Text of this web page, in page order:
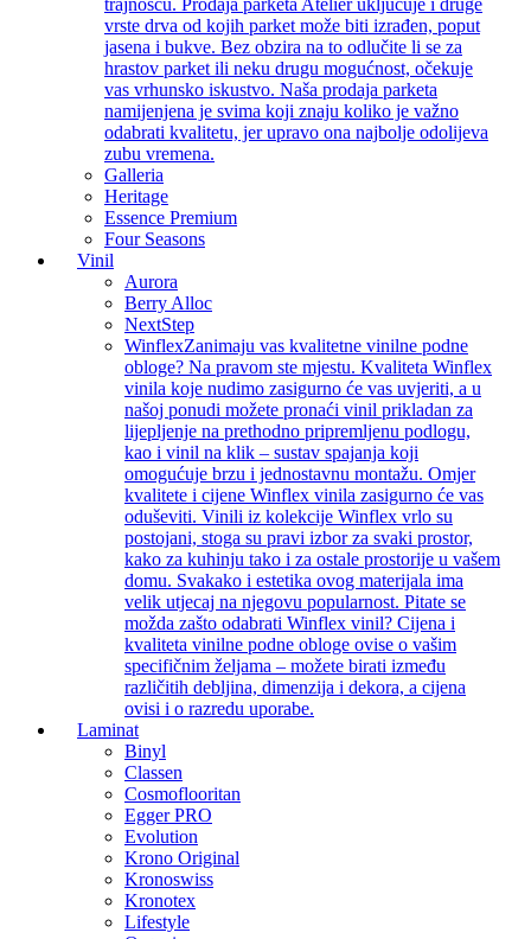
trajnošću. Prodaja parketa Atelier uključuje i druge
vrste drva od kojih parket može biti izrađen, poput
jasena i bukve. Bez obzira na to odlučite li se za
hrastov parket ili neku drugu mogućnost, očekuje
vas vrhunsko iskustvo. Naša prodaja parketa
namijenjena je svima koji znaju koliko je važno
odabrati kvalitetu, jer upravo ona najbolje odolijeva
zubu vremena.
Galleria
Heritage
Essence Premium
Four Seasons
Vinil
Aurora
Berry Alloc
NextStep
WinflexZanimaju vas kvalitetne vinilne podne
obloge? Na pravom ste mjestu. Kvaliteta Winflex
vinila koje nudimo zasigurno će vas uvjeriti, a u
našoj ponudi možete pronaći vinil prikladan za
lijepljenje na prethodno pripremljenu podlogu,
kao i vinil na klik – sustav spajanja koji
omogućuje brzu i jednostavnu montažu. Omjer
kvalitete i cijene Winflex vinila zasigurno će vas
oduševiti. Vinili iz kolekcije Winflex vrlo su
postojani, stoga su pravi izbor za svaki prostor,
kako za kuhinju tako i za ostale prostorije u vašem
domu. Svakako i estetika ovog materijala ima
velik utjecaj na njegovu popularnost. Pitate se
možda zašto odabrati Winflex vinil? Cijena i
kvaliteta vinilne podne obloge ovise o vašim
specifičnim željama – možete birati između
različitih debljina, dimenzija i dekora, a cijena
ovisi i o razredu uporabe.
Laminat
Binyl
Classen
Cosmoflooritan
Egger PRO
Evolution
Krono Original
Kronoswiss
Kronotex
Lifestyle